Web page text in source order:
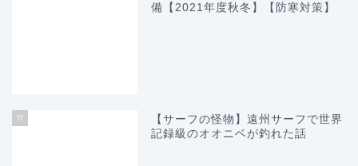
備【2021年度秋冬】【防寒対策】
11
【サーフの怪物】遠州サーフで世界
記録級のオオニベが釣れた話